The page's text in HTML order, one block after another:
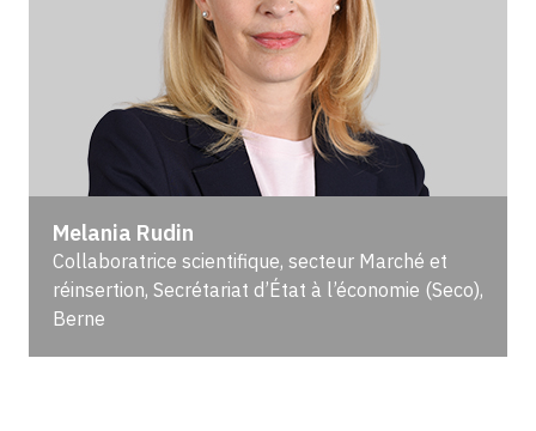
Melania Rudin
Collaboratrice scientifique, secteur Marché et
réinsertion, Secrétariat d’État à l’économie (Seco),
Berne